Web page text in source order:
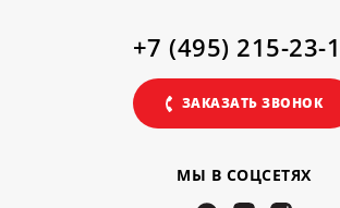
МЫ В СОЦСЕТЯХ
+7 (495) 215-23-
ЗАКАЗАТЬ ЗВОНОК